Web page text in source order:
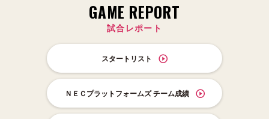
GAME REPORT
試合レポート
スタートリスト
ＮＥＣプラットフォームズ チーム成績